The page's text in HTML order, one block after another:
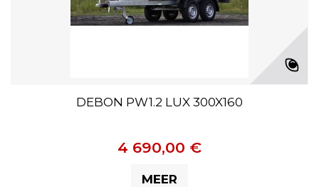
DEBON PW1.2 LUX 300X160
4 690,00 €
MEER